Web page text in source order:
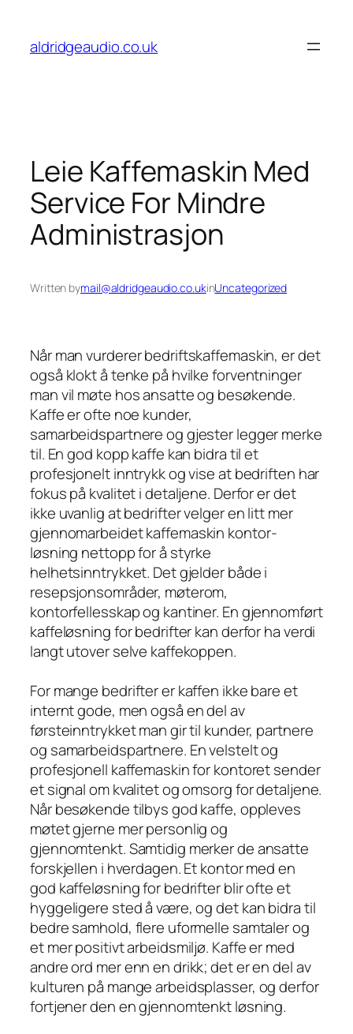
content
aldridgeaudio.co.uk
Leie Kaffemaskin Med
Service For Mindre
Administrasjon
Written bymail@aldridgeaudio.co.ukinUncategorized
Når man vurderer bedriftskaffemaskin, er det
også klokt å tenke på hvilke forventninger
man vil møte hos ansatte og besøkende.
Kaffe er ofte noe kunder,
samarbeidspartnere og gjester legger merke
til. En god kopp kaffe kan bidra til et
profesjonelt inntrykk og vise at bedriften har
fokus på kvalitet i detaljene. Derfor er det
ikke uvanlig at bedrifter velger en litt mer
gjennomarbeidet kaffemaskin kontor-
løsning nettopp for å styrke
helhetsinntrykket. Det gjelder både i
resepsjonsområder, møterom,
kontorfellesskap og kantiner. En gjennomført
kaffeløsning for bedrifter kan derfor ha verdi
langt utover selve kaffekoppen.
For mange bedrifter er kaffen ikke bare et
internt gode, men også en del av
førsteinntrykket man gir til kunder, partnere
og samarbeidspartnere. En velstelt og
profesjonell kaffemaskin for kontoret sender
et signal om kvalitet og omsorg for detaljene.
Når besøkende tilbys god kaffe, oppleves
møtet gjerne mer personlig og
gjennomtenkt. Samtidig merker de ansatte
forskjellen i hverdagen. Et kontor med en
god kaffeløsning for bedrifter blir ofte et
hyggeligere sted å være, og det kan bidra til
bedre samhold, flere uformelle samtaler og
et mer positivt arbeidsmiljø. Kaffe er med
andre ord mer enn en drikk; det er en del av
kulturen på mange arbeidsplasser, og derfor
fortjener den en gjennomtenkt løsning.